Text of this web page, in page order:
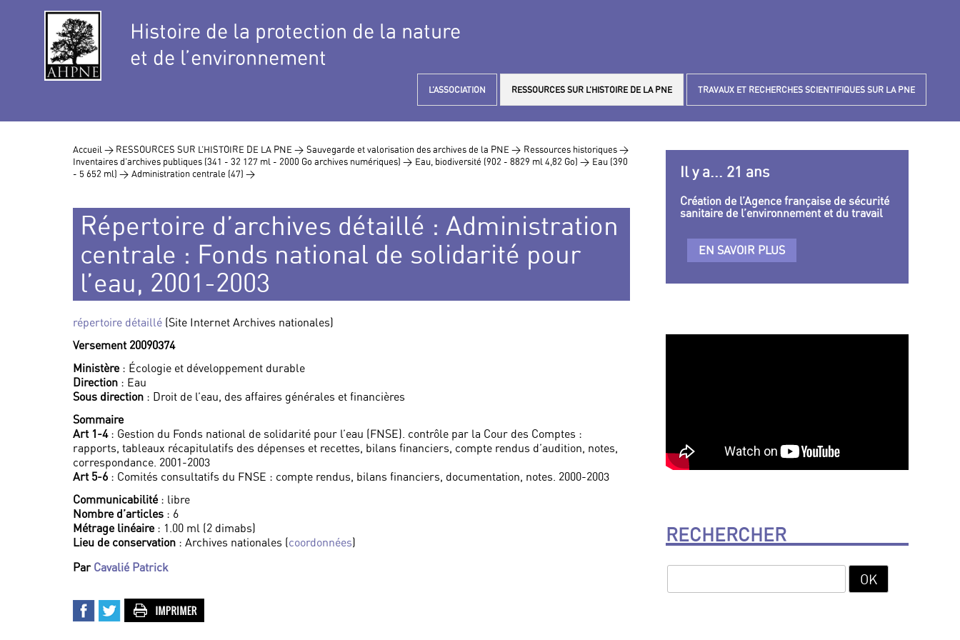
Histoire de la protection de la nature
et de l’environnement
L’ASSOCIATION RESSOURCES SUR L’HISTOIRE DE LA PNE TRAVAUX ET RECHERCHES SCIENTIFIQUES SUR LA PNE
Accueil > RESSOURCES SUR L’HISTOIRE DE LA PNE > Sauvegarde et valorisation des archives de la PNE > Ressources historiques >
Inventaires d’archives publiques (341 - 32 127 ml - 2000 Go archives numériques) > Eau, biodiversité (902 - 8829 ml 4,82 Go) > Eau (390
- 5 652 ml) > Administration centrale (47) >
Répertoire d’archives détaillé : Administration
centrale : Fonds national de solidarité pour
l’eau, 2001-2003
répertoire détaillé (Site Internet Archives nationales)
Versement 20090374
Ministère: Écologie et développement durable
Direction : Eau
Sous direction : Droit de l’eau, des affaires générales et financières
Sommaire
Art 1-4: Gestion du Fonds national de solidarité pour l’eau (FNSE). contrôle par la Cour des Comptes :
rapports, tableaux récapitulatifs des dépenses et recettes, bilans financiers, compte rendus d’audition, notes,
correspondance. 2001-2003
Art 5-6 : Comités consultatifs du FNSE : compte rendus, bilans financiers, documentation, notes. 2000-2003
Communicabilité: libre
Nombre d’articles : 6
Métrage linéaire: 1.00 ml (2 dimabs)
Lieu de conservation : Archives nationales (coordonnées)
Par Cavalié Patrick
Il y a... 21 ans
Création de l’Agence française de sécurité
sanitaire de l’environnement et du travail
EN SAVOIR PLUS
RECHERCHER